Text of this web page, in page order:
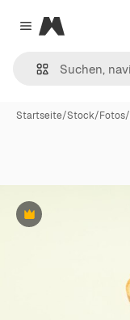
Close menu
Magnific
Startseite/Stock/Fotos/
Premium